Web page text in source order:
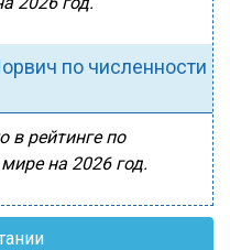
по численности
в рейтинге по
на 2026 год.